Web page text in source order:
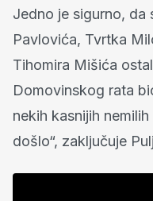
Jedno je sigurno, da
Pavlovića, Tvrtka
Tihomira Mišića
Domovinskog rata
nekih kasnijih
došlo“, zaključuje